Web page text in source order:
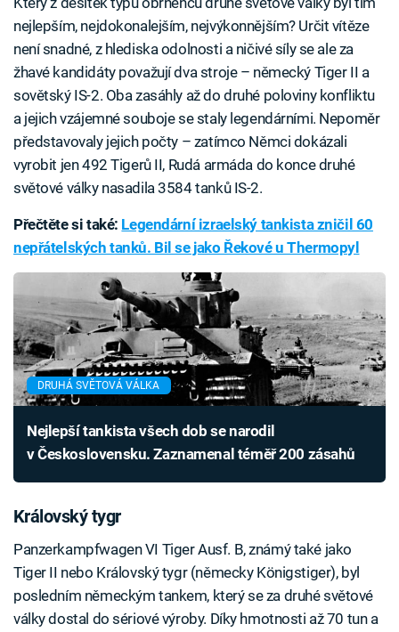
nejlepším, nejdokonalejším, nejvýkonnějším? Určit vítěze
není snadné, z hlediska odolnosti a ničivé síly se ale za
žhavé kandidáty považují dva stroje – německý Tiger II a
sovětský IS-2. Oba zasáhly až do druhé poloviny konfliktu
a jejich vzájemné souboje se staly legendárními. Nepoměr
představovaly jejich počty – zatímco Němci dokázali
vyrobit jen 492 Tigerů II, Rudá armáda do konce druhé
světové války nasadila 3584 tanků IS-2.
Přečtěte si také: Legendární izraelský tankista zničil 60
nepřátelských tanků. Bil se jako Řekové u Thermopyl
DRUHÁ SVĚTOVÁ VÁLKA
Nejlepší tankista všech dob se narodil
v Československu. Zaznamenal téměř 200 zásahů
Královský tygr
Panzerkampfwagen VI Tiger Ausf. B, známý také jako
Tiger II nebo Královský tygr (německy Königstiger), byl
posledním německým tankem, který se za druhé světové
války dostal do sériové výroby. Díky hmotnosti až 70 tun a